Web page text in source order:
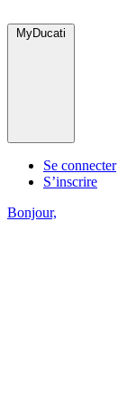
MyDucati
Se connecter
S’inscrire
Bonjour,